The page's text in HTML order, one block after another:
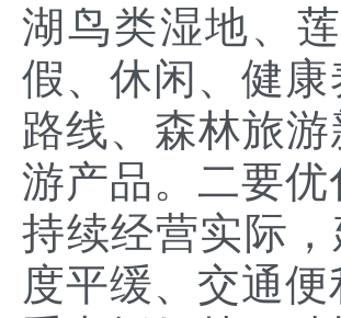
湖鸟类湿地、
假、休闲、健
路线、森林旅
游产品。二要
持续经营实际
度平缓、交通